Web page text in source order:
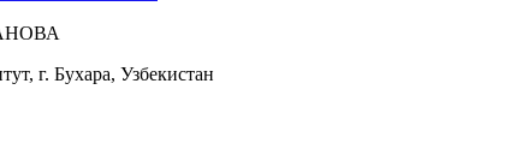
г. Бухара, Узбекистан